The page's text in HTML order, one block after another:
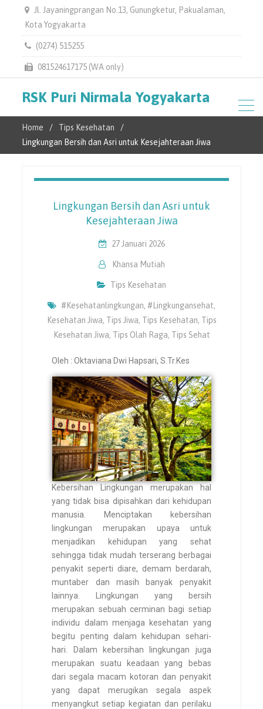
Jl. Jayaningprangan No.13, Gunungketur, Pakualaman,
Kota Yogyakarta
(0274) 515255
081524617175 (WA only)
RSK Puri Nirmala Yogyakarta
Home
Tips Kesehatan
Lingkungan Bersih dan Asri untuk Kesejahteraan Jiwa
Lingkungan Bersih dan Asri untuk
Kesejahteraan Jiwa
27 Januari 2026
Khansa Mutiah
Tips Kesehatan
#kesehatanlingkungan, #lingkungansehat,
Kesehatan Jiwa, Tips Jiwa, Tips Kesehatan, Tips
Kesehatan Jiwa, Tips Olah Raga, Tips Sehat
Oleh : Oktaviana Dwi Hapsari, S.Tr.Kes
Kebersihan Lingkungan merupakan hal
yang tidak bisa dipisahkan dari kehidupan
manusia. Menciptakan kebersihan
lingkungan merupakan upaya untuk
menjadikan kehidupan yang sehat
sehingga tidak mudah terserang berbagai
penyakit seperti diare, demam berdarah,
muntaber dan masih banyak penyakit
lainnya. Lingkungan yang bersih
merupakan sebuah cerminan bagi setiap
individu dalam menjaga kesehatan yang
begitu penting dalam kehidupan sehari-
hari. Dalam kebersihan lingkungan juga
merupakan suatu keadaan yang bebas
dari segala macam kotoran dan penyakit
yang dapat merugikan segala aspek
menyangkut setiap kegiatan dan perilaku